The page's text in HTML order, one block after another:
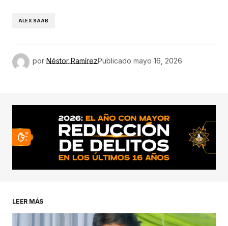
ALEX SAAB
por Néstor RamírezPublicado mayo 16, 2026
LEER MÁS